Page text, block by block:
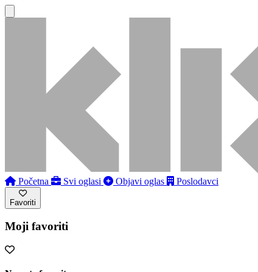
Početna Svi oglasi Objavi oglas Poslodavci
Favoriti
Moji favoriti